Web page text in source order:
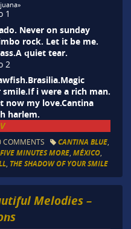
1
Never on sunday
rock. Let it be me.
quiet tear.
2
i were a rich man.
now my love.Cantina
harlem.
CANTINA BLUE,
FIVE MINUTES MORE, MÉXICO,
, THE SHADOW OF YOUR SMILE
Melodies –